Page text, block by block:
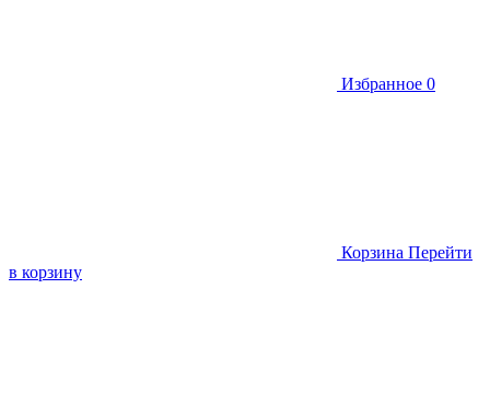
Избранное 0
Корзина Перейти
в корзину